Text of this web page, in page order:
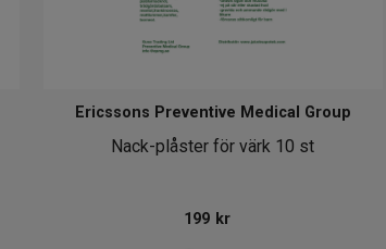
Nack-plåster för värk 10 st
Ericssons Preventive Medical Group
199 kr